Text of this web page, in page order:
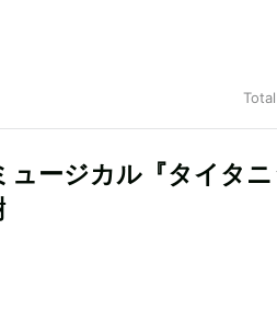
ュージカル『タイタ